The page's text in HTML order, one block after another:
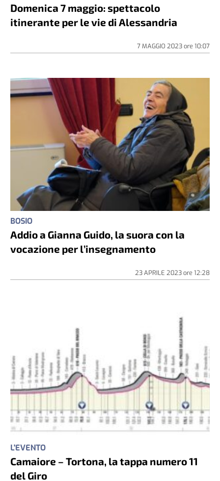
Domenica 7 maggio: spettacolo
itinerante per le vie di Alessandria
7 MAGGIO 2023ore 10:07
BOSIO
Addio a Gianna Guido, la suora con la
vocazione per l’insegnamento
23 APRILE 2023ore 12:28
L'EVENTO
Camaiore – Tortona, la tappa numero 11
del Giro